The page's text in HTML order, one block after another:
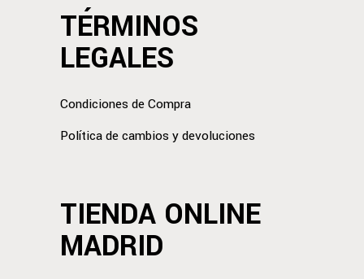
TÉRMINOS
LEGALES
Condiciones de Compra
Política de cambios y devoluciones
TIENDA ONLINE
MADRID